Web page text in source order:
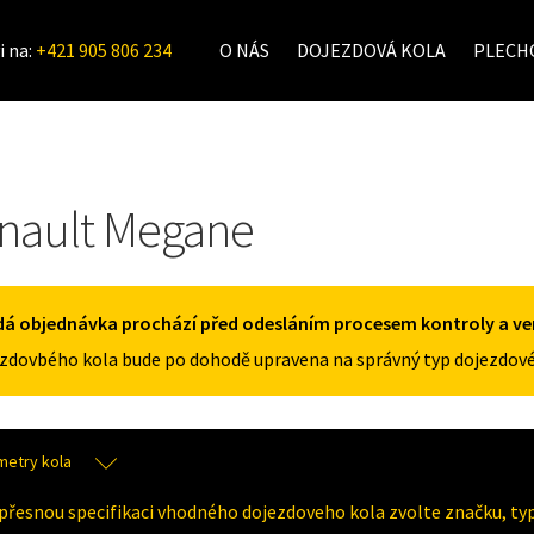
na: +421 905 806 234 O NÁS DOJEZDOVÁ KOLA
Megane
objednávka prochází před odesláním procesem kontroly a
kola bude po dohodě upravena na správný typ
kola
specifikaci vhodného dojezdoveho kola zvolte značku,